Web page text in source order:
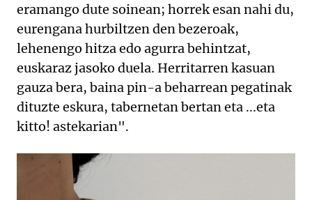
eramango dute soinean; horrek esan nahi du,
eurengana hurbiltzen den bezeroak,
lehenengo hitza edo agurra behintzat,
euskaraz jasoko duela. Herritarren kasuan
gauza bera, baina pin-a beharrean pegatinak
dituzte eskura, tabernetan bertan eta ...eta
kitto! astekarian".